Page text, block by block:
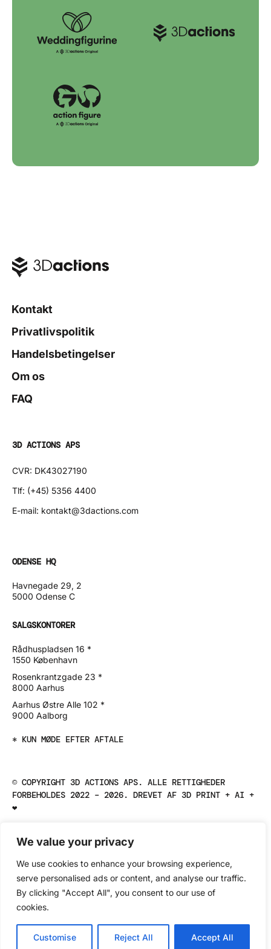
We value your privacy
We use cookies to enhance your browsing experience,
serve personalised ads or content, and analyse our traffic.
By clicking "Accept All", you consent to our use of
cookies.
Customise Reject All Accept All
Kontakt
Privatlivspolitik
Handelsbetingelser
Om os
FAQ
3D ACTIONS APS
CVR: DK43027190
Tlf: (+45) 5356 4400
E-mail: kontakt@3dactions.com
ODENSE HQ
Havnegade 29, 2
5000 Odense C
SALGSKONTORER
Rådhuspladsen 16 *
1550 København
Rosenkrantzgade 23 *
8000 Aarhus
Aarhus Østre Alle 102 *
9000 Aalborg
* KUN MØDE EFTER AFTALE
© COPYRIGHT 3D ACTIONS APS. ALLE RETTIGHEDER
FORBEHOLDES 2022 – 2026. DREVET AF 3D PRINT + AI +
❤️️